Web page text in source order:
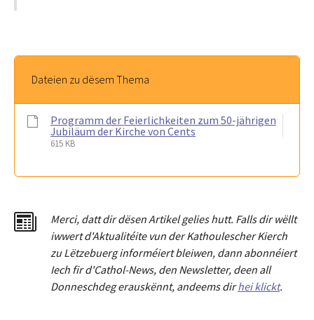
Dateien zu dësem Thema
Programm der Feierlichkeiten zum 50-jährigen
Jubiläum der Kirche von Cents
615 KB
Merci, dattdir dësen Artikel gelies hutt. Falls dir wëllt
iwwert d'Aktualitéite vun der Kathoulescher Kierch
zu Lëtzebuerg informéiert bleiwen, dann abonnéiert
Iech fir d'Cathol-News, den Newsletter, deen all
Donneschdeg erauskënnt, andeems dirhei klickt.